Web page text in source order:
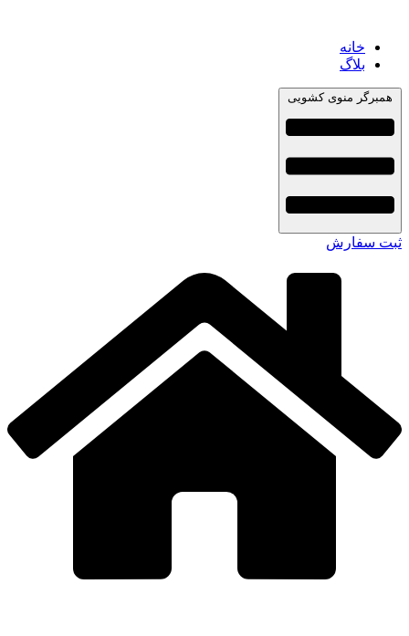
خانه
بلاگ
همبرگر منوی کشویی
ثبت سفارش